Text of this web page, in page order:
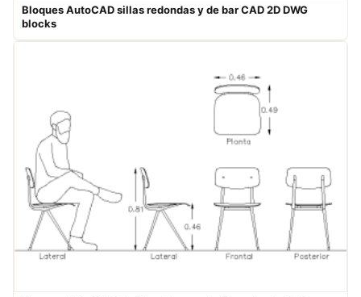
Bloques AutoCAD sillas redondas y de bar​​ ​CAD 2D DWG
blocks